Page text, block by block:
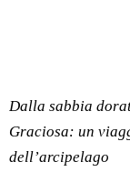
Dalla sabbia
Graciosa: un
dell’arcipelago